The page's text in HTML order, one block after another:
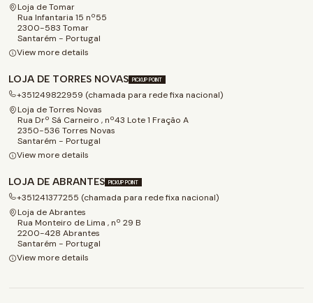
Loja de Tomar
Rua Infantaria 15 nº55
2300-583 Tomar
Santarém - Portugal
View more details
LOJA DE TORRES NOVAS PICKUP POINT
+351249822959 (chamada para rede fixa nacional)
Loja de Torres Novas
Rua Drº Sá Carneiro , nº43 Lote 1 Fração A
2350-536 Torres Novas
Santarém - Portugal
View more details
LOJA DE ABRANTES PICKUP POINT
+351241377255 (chamada para rede fixa nacional)
Loja de Abrantes
Rua Monteiro de Lima , nº 29 B
2200-428 Abrantes
Santarém - Portugal
View more details